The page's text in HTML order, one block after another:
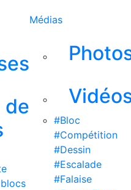
de
Médias
#Bloc
#Compétition
#Dessin
#Escalade
#Falaise